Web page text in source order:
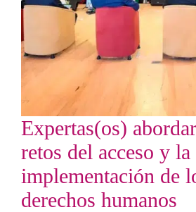
Expertas(os)
retos del acceso y la
implementación de
derechos humanos